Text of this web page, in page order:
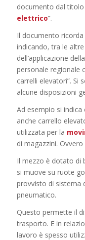
documento dal titolo
elettrico”.
Il documento
indicando, tra le
dell’applicazione
personale regionale
carrelli elevatori”. Si
alcune disposizioni
Ad esempio si indica
anche carrello
utilizzata per la
di magazzini.
Il mezzo è dotato di
si muove su ruote
provvisto di sistema
pneumatico.
Questo permette il
trasporto. E in
lavoro è spesso